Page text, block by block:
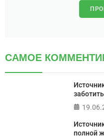
САМОЕ
полной